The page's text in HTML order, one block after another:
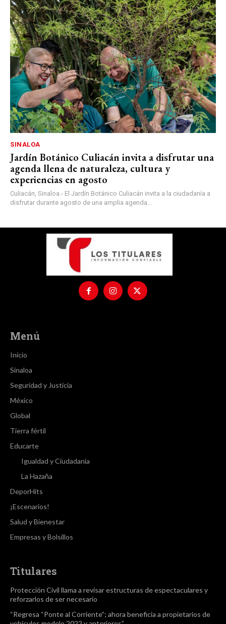
SINALOA
Jardín Botánico Culiacán invita a disfrutar una
agenda llena de naturaleza, cultura y
experiencias en agosto
Culiacán, Sinaloa.- El Jardín Botánico Culiacán invita a la ciudadanía a
disfrutar durante agosto de una amplia agenda...
Menú
Inicio
Sinaloa
Seguridad y Justicia
México
Global
Tierra fértil
Educarte
Igualdad y Ciudadanía
La Hazaña
DeporHits
¡Escenarios!
Salud y Bienestar
Empresas y Bolsillos
Titulares
Protección Civil llama a revisar estructuras de espectaculares y
reforzarlos de ser necesario
“Regresa “Ponte al Corriente”; ahora beneficia a propietarios de